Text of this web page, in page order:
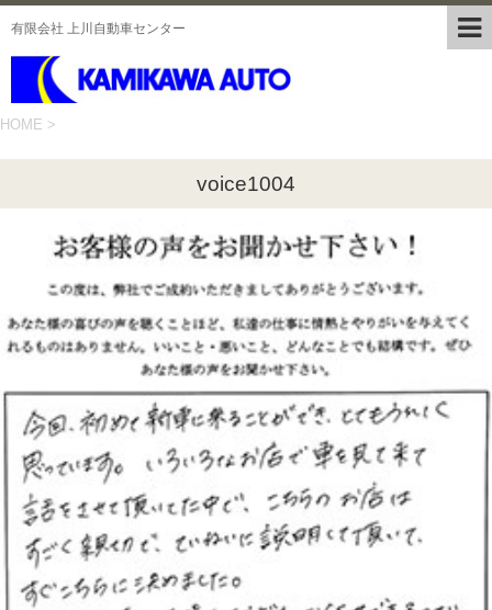
有限会社 上川自動車センター
HOME >
voice1004